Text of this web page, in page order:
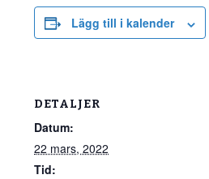
Lägg till i kalender
DETALJER
Datum:
22 mars, 2022
Tid: